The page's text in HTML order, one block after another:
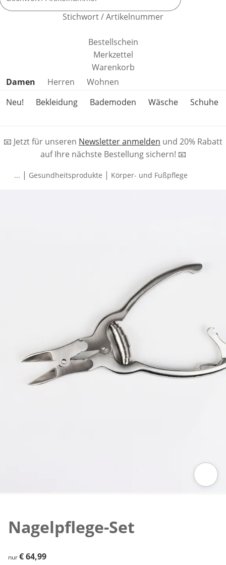
Stichwort / Artikelnummer
Bestellschein
Merkzettel
Warenkorb
Produktkategorien überspringen
Damen Herren
Wohnen
Neu!
Bekleidung Bademoden Wäsche Schuhe
📧 Jetzt für unseren Newsletter anmelden und 20% Rabatt
auf Ihre nächste Bestellung sichern! 📧
... | Gesundheitsprodukte | Körper- und Fußpflege
Nagelpflege-Set
€ 64,99
nur€ 64,99